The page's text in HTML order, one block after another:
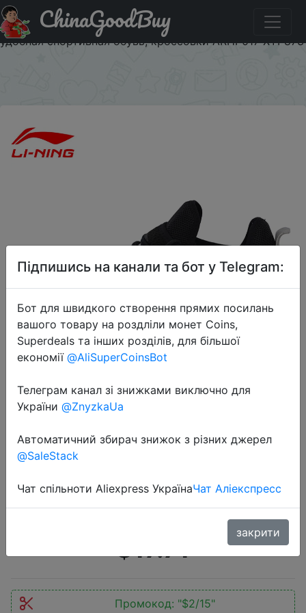
Код на знижку $2/15 Li Ning мужские кроссовки LN
ARC с подушкой, светильник, дышащая подкладка,
удобная спортивная обувь, кроссовки ARHP017 XYP873
ChinaGoodBuy
2020-08-24
с подушкой, светильник,
дышащая подкладка, удобная
ARHP017 XYP873
$17.71
Промокод: "$2/15"
Підпишись на канали та бот у Telegram:
Бот для швидкого створення прямих посилань
вашого товару на роздліли монет Coins,
Superdeals та інших розділів, для більшої
економії @AliSuperCoinsBot
Телеграм канал зі знижками виключно для
України @ZnyzkaUa
Автоматичний збирач знижок з різних джерел
@SaleStack
Чат спільноти Aliexpress УкраїнаЧат Аліекспресс
закрити